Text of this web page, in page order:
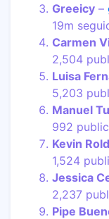
Greeicy –
19m
Carmen
2,504
Luisa
5,203
Manuel
992
Kevin
1,524
Jessica
2,237
Pipe